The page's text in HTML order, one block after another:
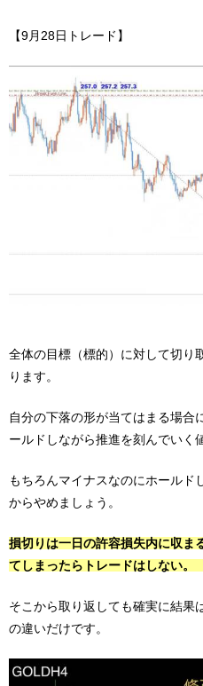
【9月28日トレード】
全体の目標（標的）に対して切り
ります。
自分の下落の形が当てはまる場合
ールドしながら推進を刻んでいく
もちろんマイナスなのにホールド
からやめましょう。
損切りは一日の許容損失内に収ま
てしまったらトレードはしない。
そこから取り返しても確実に結果
の違いだけです。